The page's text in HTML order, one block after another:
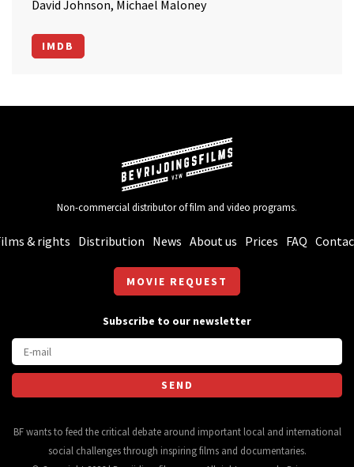
David Johnson, Michael Maloney
IMDB
Non-commercial distributor of film and video programs.
& rights Distribution News About us Prices FAQ
MOVIE REQUEST
Subscribe to our newsletter
BF wants to feed the critical debate around important local and international
social challenges through inspiring films and documentaries.